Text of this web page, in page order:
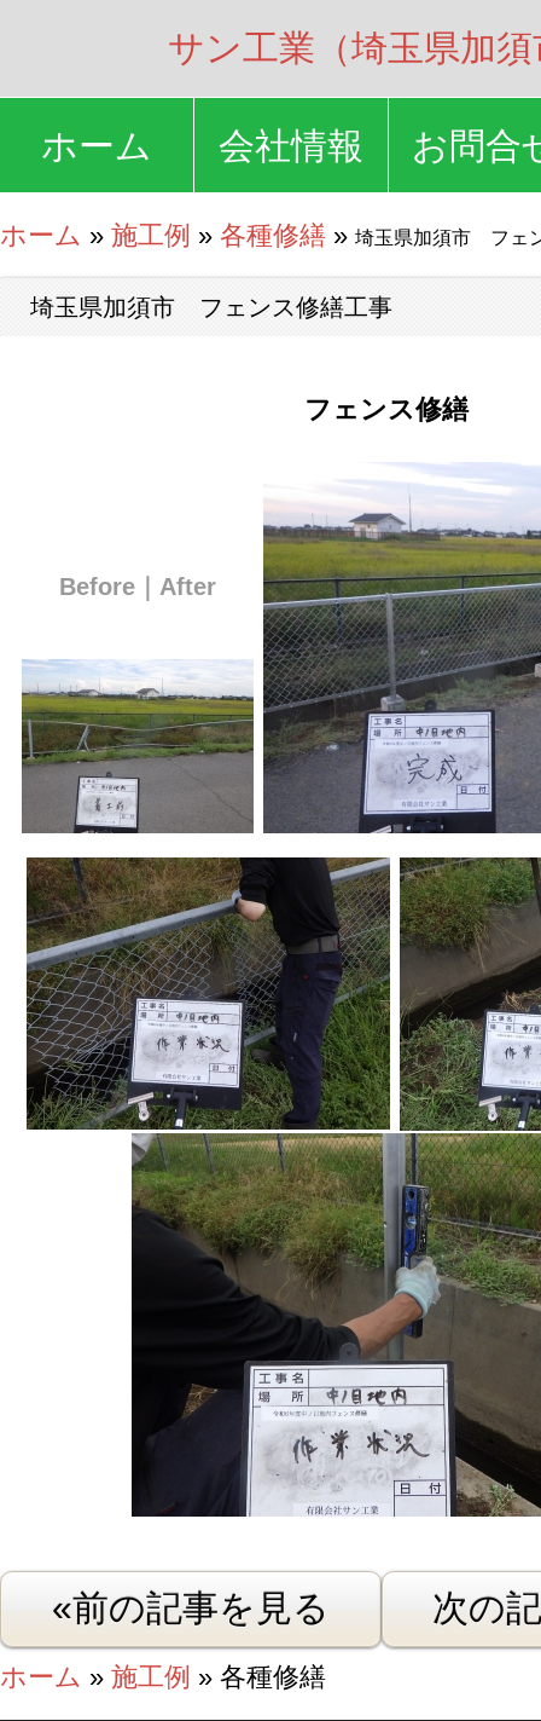
サン工業（埼玉県加須
ホーム 会社情報 お問合
ホーム » 施工例 » 各種修繕 » 埼玉県加須市 フェ
埼玉県加須市 フェンス修繕工事
フェンス修繕
Before｜After
«前の記事を見る 次の
ホーム » 施工例 » 各種修繕